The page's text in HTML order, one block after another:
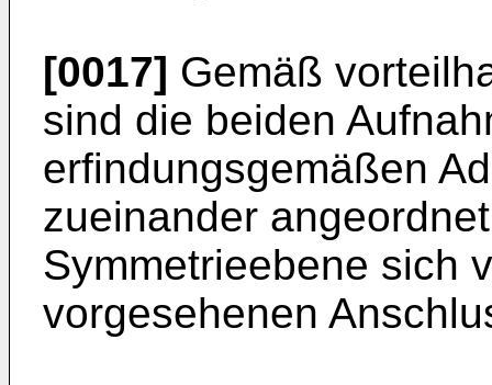
[0017] Gemäß
sind die beiden
erfindungsgemäßen
zueinander
Symmetrieebene sich
vorgesehenen